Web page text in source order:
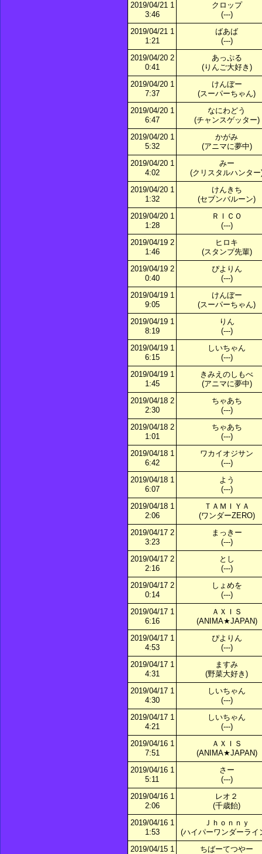
2019/04/21 1
3:46
クロップ
(---)
2019/04/21 1
1:21
ばあば
(---)
2019/04/20 2
0:41
あっぷる
(りんご大好き)
2019/04/20 1
7:37
けんぼー
(スーパーちゃん)
2019/04/20 1
6:47
なにわどう
(チャンスゲッター)
2019/04/20 1
5:32
かがみ
(アニマに夢中)
2019/04/20 1
4:02
みー
(クリスタルハンター
2019/04/20 1
1:32
けんきち
(セブンバルーン)
2019/04/20 1
1:28
ＲＩＣＯ
(---)
2019/04/19 2
1:46
ヒロキ
(スタンプ先輩)
2019/04/19 2
0:40
ぴよりん
(---)
2019/04/19 1
9:05
けんぼー
(スーパーちゃん)
2019/04/19 1
8:19
りん
(---)
2019/04/19 1
6:15
しいちゃん
(---)
2019/04/19 1
1:45
きみえのしもべ
(アニマに夢中)
2019/04/18 2
2:30
ちゃあち
(---)
2019/04/18 2
1:01
ちゃあち
(---)
2019/04/18 1
6:42
ワカイオジサン
(---)
2019/04/18 1
6:07
よう
(---)
2019/04/18 1
2:06
ＴＡＭＩＹＡ
(ワンダーZERO)
2019/04/17 2
3:23
まっきー
(---)
2019/04/17 2
2:16
とし
(---)
2019/04/17 2
0:14
しょめを
(---)
2019/04/17 1
6:16
ＡＸＩＳ
(ANIMA★JAPAN)
2019/04/17 1
4:53
ぴよりん
(---)
2019/04/17 1
4:31
ますみ
(野菜大好き)
2019/04/17 1
4:30
しいちゃん
(---)
2019/04/17 1
4:21
しいちゃん
(---)
2019/04/16 1
7:51
ＡＸＩＳ
(ANIMA★JAPAN)
2019/04/16 1
5:11
さー
(---)
2019/04/16 1
2:06
レオ２
(千歳飴)
2019/04/16 1
1:53
Ｊｈｏｎｎｙ
(ハイパーワンダーライ
2019/04/15 1
ちばーてつやー